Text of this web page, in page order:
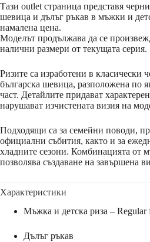
Тази outlet страница представя
шевица и дълъг ръкав в мъжки и
намалена цена.
Моделът продължава да се
налични размери от текущата серия.
Ризите са изработени в класически
българска шевица, разположена по
част. Детайлите придават
нарушават изчистената визия на
Подходящи са за семейни поводи,
официални събития, както и за
хладните сезони. Комбинацията от
позволява създаване на завършена
Характеристики
Мъжка и детска риза – Regular
Дълъг ръкав